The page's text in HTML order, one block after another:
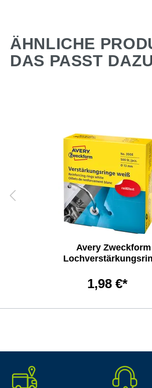
ÄHNLICHE
DAS PASST
Avery Zweckform
1,98 €*